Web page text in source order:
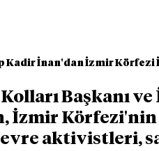
Kadir İnan'dan İzmir Körfezi
Başkanı
İzmir Körfezi'nin
aktivistleri,